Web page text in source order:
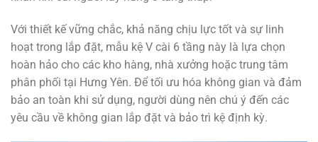
Với thiết kế vững chắc, khả năng chịu lực tốt và sự linh
hoạt trong lắp đặt, mẫu kệ V cài 6 tầng này là lựa chọn
hoàn hảo cho các kho hàng, nhà xưởng hoặc trung tâm
phân phối tại Hưng Yên. Để tối ưu hóa không gian và đảm
bảo an toàn khi sử dụng, người dùng nên chú ý đến các
yêu cầu về không gian lắp đặt và bảo trì kệ định kỳ.